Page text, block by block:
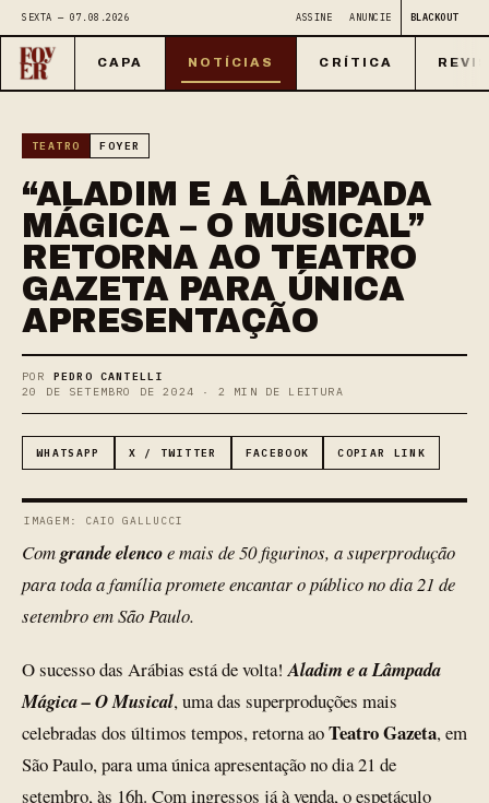
SEXTA — 07.08.2026 ASSINE ANUNCIE BLACKOUT
CAPA NOTÍCIAS CRÍTICA
TEATRO FOYER
“ALADIM E A LÂMPADA
MÁGICA – O MUSICAL”
RETORNA AO TEATRO
GAZETA PARA ÚNICA
APRESENTAÇÃO
POR PEDRO CANTELLI
20 DE SETEMBRO DE 2024 · 2 MIN DE LEITURA
WHATSAPP X / TWITTER FACEBOOK COPIAR LINK
IMAGEM: CAIO GALLUCCI
Comgrande elencoe mais de 50 figurinos, a superprodução
para toda a família promete encantar o público no dia 21 de
setembro em São Paulo.
O sucesso das Arábias está de volta!Aladim e a Lâmpada
Mágica – O Musical, uma das superproduções mais
celebradas dos últimos tempos, retorna aoTeatro Gazeta, em
São Paulo, para uma única apresentação no dia 21 de
setembro, às 16h. Com ingressos já à venda, o espetáculo